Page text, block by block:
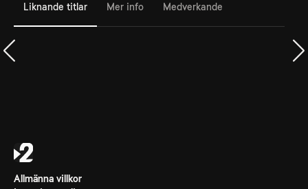
Liknande titlar Mer info Medverkande
Allmänna villkor